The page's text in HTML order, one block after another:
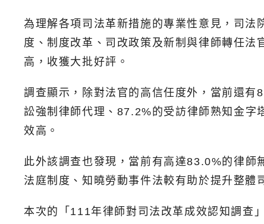
為理解各項司法革新措施的專業性意見，司
度、制度改革、司改政策及新制與律師轉任
高，收獲大批好評。
調查顯示，除對法官的高信任度外，當前還
訟強制律師代理、87.2%的受訪律師熟知金字
效高。
此外該調查也發現，當前有高達83.0%的律
法庭制度、知曉勞動事件法較有助於提升整體
本次的「111年律師對司法改革成效認知調查